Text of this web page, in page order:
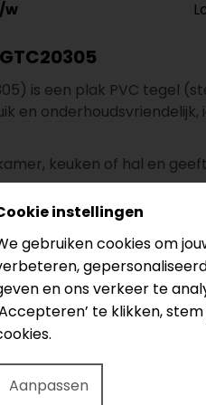
w
is een plak PVC tegel
en
keuken of hal en
SGTC20305
25 jaar
dweilen (pH-neutraal)
m² leveren wij het
instellingen
gebruiken cookies om
en ons verkeer te
te klikken,
Aanpassen